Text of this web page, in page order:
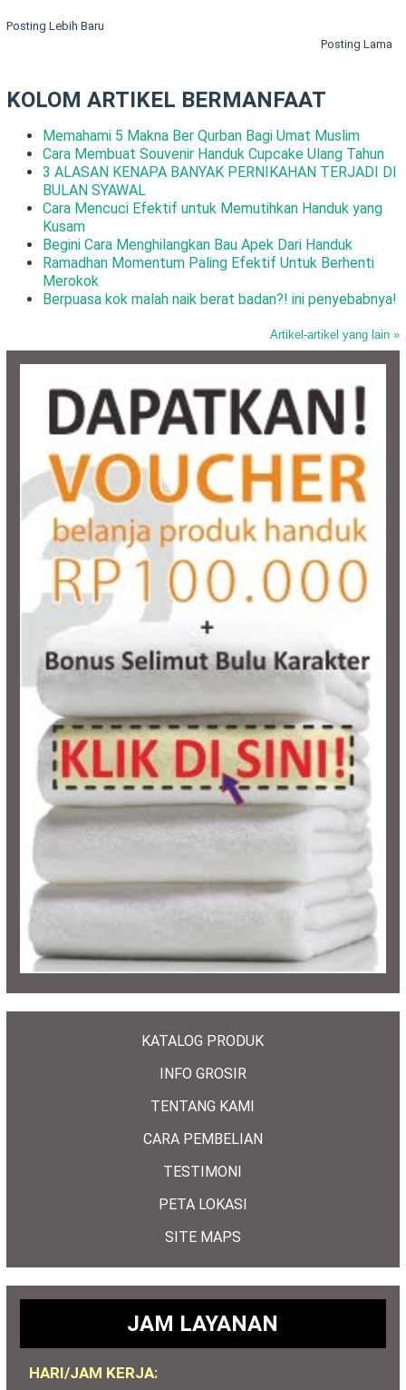
Posting Lebih Baru
Posting Lama
KOLOM ARTIKEL BERMANFAAT
Memahami 5 Makna Ber Qurban Bagi Umat Muslim
Cara Membuat Souvenir Handuk Cupcake Ulang Tahun
3 ALASAN KENAPA BANYAK PERNIKAHAN TERJADI DI
BULAN SYAWAL
Cara Mencuci Efektif untuk Memutihkan Handuk yang
Kusam
Begini Cara Menghilangkan Bau Apek Dari Handuk
Ramadhan Momentum Paling Efektif Untuk Berhenti
Merokok
Berpuasa kok malah naik berat badan?! ini penyebabnya!
Artikel-artikel yang lain »
KATALOG PRODUK
INFO GROSIR
TENTANG KAMI
CARA PEMBELIAN
TESTIMONI
PETA LOKASI
SITE MAPS
JAM LAYANAN
HARI/JAM KERJA: